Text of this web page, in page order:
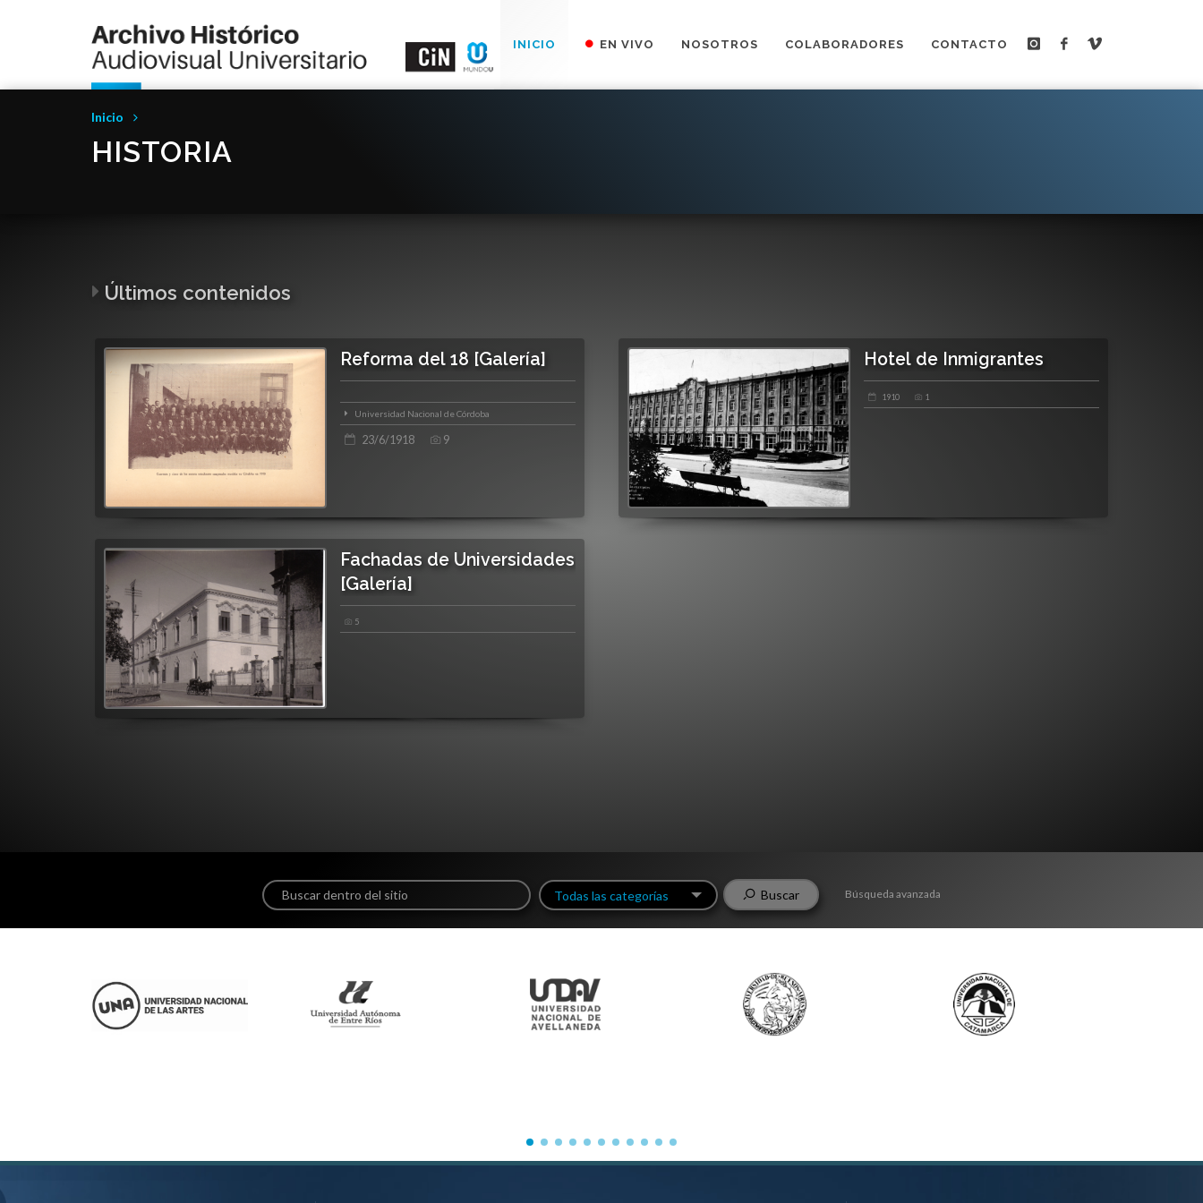
INICIO EN VIVO NOSOTROS COLABORADORES CONTACTO
Inicio
HISTORIA
Últimos contenidos
Reforma del 18 [Galería]
Universidad Nacional de Córdoba
23/6/1918 9
Hotel de Inmigrantes
1910 1
Fachadas de Universidades
[Galería]
5
Todas las categorías
Todas las
Buscar Búsqueda avanzada